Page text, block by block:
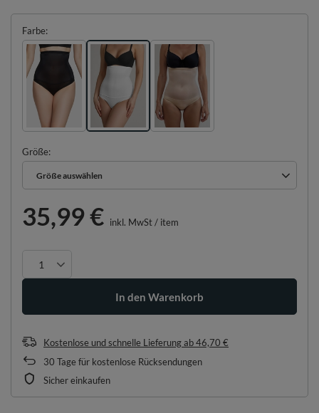
Farbe
Größe
Größe auswählen
Größe auswählen
35,99 € inkl. MwSt/ item
In den Warenkorb
Kostenlose und schnelle Lieferungab46,70 €
30 Tage für kostenlose Rücksendungen
Sicher einkaufen